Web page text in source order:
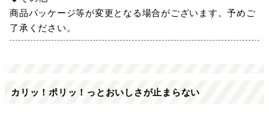
商品パッケージ等が変更となる場合がございます。予めご
了承ください。
カリッ！ポリッ！っとおいしさが止まらない